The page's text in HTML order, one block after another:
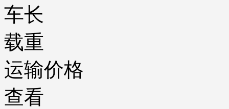
车长
载重
运输价格
查看